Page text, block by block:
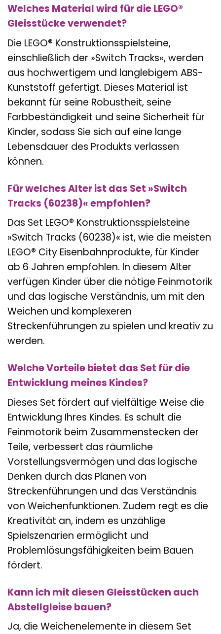
Welches Material wird für die LEGO®
Gleisstücke verwendet?
Die LEGO® Konstruktionsspielsteine,
einschließlich der »Switch Tracks«, werden
aus hochwertigem und langlebigem ABS-
Kunststoff gefertigt. Dieses Material ist
bekannt für seine Robustheit, seine
Farbbeständigkeit und seine Sicherheit für
Kinder, sodass Sie sich auf eine lange
Lebensdauer des Produkts verlassen
können.
Für welches Alter ist das Set »Switch
Tracks (60238)« empfohlen?
Das Set LEGO® Konstruktionsspielsteine
»Switch Tracks (60238)« ist, wie die meisten
LEGO® City Eisenbahnprodukte, für Kinder
ab 6 Jahren empfohlen. In diesem Alter
verfügen Kinder über die nötige Feinmotorik
und das logische Verständnis, um mit den
Weichen und komplexeren
Streckenführungen zu spielen und kreativ zu
werden.
Welche Vorteile bietet das Set für die
Entwicklung meines Kindes?
Dieses Set fördert auf vielfältige Weise die
Entwicklung Ihres Kindes. Es schult die
Feinmotorik beim Zusammenstecken der
Teile, verbessert das räumliche
Vorstellungsvermögen und das logische
Denken durch das Planen von
Streckenführungen und das Verständnis
von Weichenfunktionen. Zudem regt es die
Kreativität an, indem es unzählige
Spielszenarien ermöglicht und
Problemlösungsfähigkeiten beim Bauen
fördert.
Kann ich mit diesen Gleisstücken auch
Abstellgleise bauen?
Ja, die Weichenelemente in diesem Set